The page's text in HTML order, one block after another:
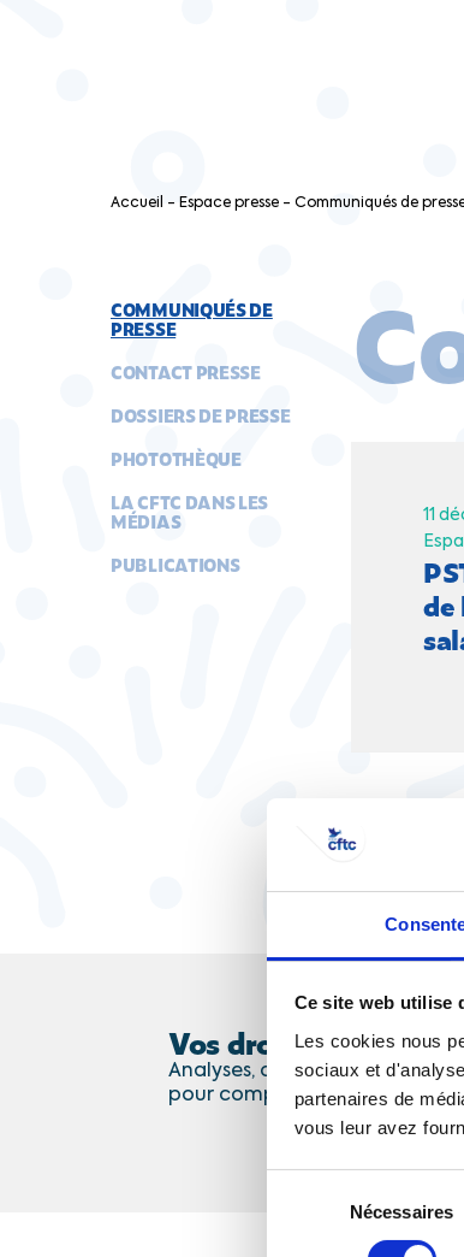
Ce site web utilise
Les cookies nous
sociaux et
partenaires de
vous leur avez
consentement
Nécessaires
Accueil - Espace presse - Communiqués de
COMMUNIQUÉS DE
PRESSE
CONTACT PRESSE
DOSSIERS DE PRESSE
PHOTOTHÈQUE
LA CFTC DANS LES
MÉDIAS
PUBLICATIONS
11
de
Vos droits et
Analyses, décryptages et
pour comprendre vos droits